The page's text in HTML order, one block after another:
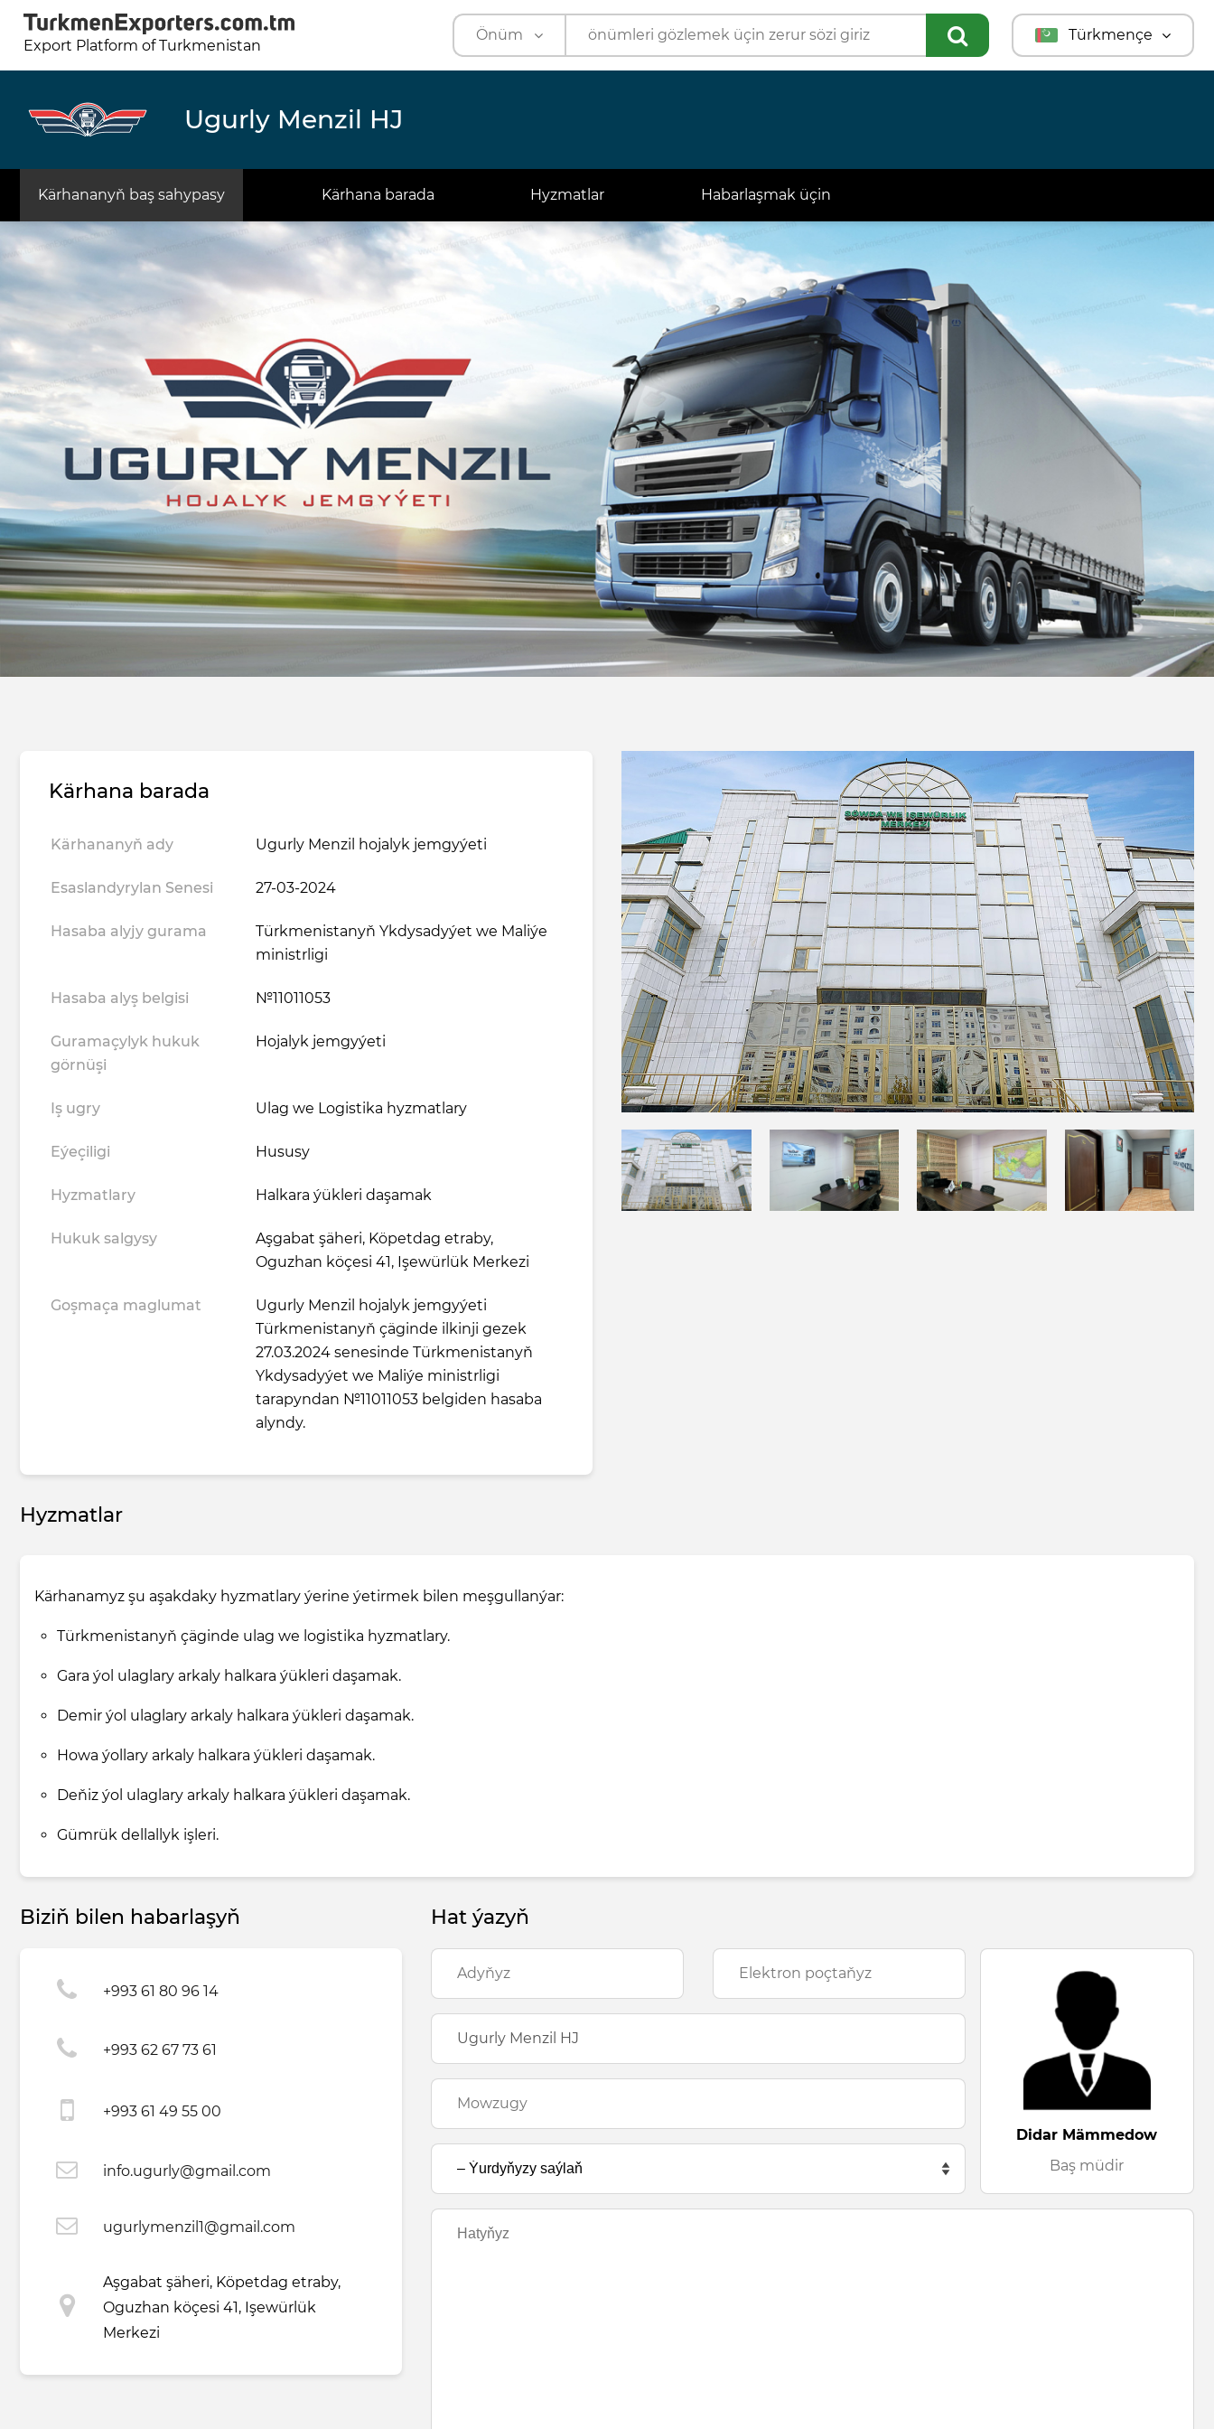
Export Platform of Turkmenistan
Önüm
Önüm
Türkmençe
English
Ugurly Menzil HJ
Kärhananyň baş sahypasy Kärhana barada Hyzmatlar Habarlaşmak üçin
Kärhana barada
Kärhananyň ady Ugurly Menzil hojalyk jemgyýeti
Esaslandyrylan Senesi 27-03-2024
Hasaba alyjy gurama
Türkmenistanyň Ykdysadyýet we Maliýe
ministrligi
Hasaba alyş belgisi №11011053
Guramaçylyk hukuk
görnüşi
Hojalyk jemgyýeti
Iş ugry Ulag we Logistika hyzmatlary
Eýeçiligi Hususy
Hyzmatlary Halkara ýükleri daşamak
Hukuk salgysy
Aşgabat şäheri, Köpetdag etraby,
Oguzhan köçesi 41, Işewürlük Merkezi
Goşmaça maglumat
Ugurly Menzil hojalyk jemgyýeti
Türkmenistanyň çäginde ilkinji gezek
27.03.2024 senesinde Türkmenistanyň
Ykdysadyýet we Maliýe ministrligi
tarapyndan №11011053 belgiden hasaba
alyndy.
Hyzmatlar
Kärhanamyz şu aşakdaky hyzmatlary ýerine ýetirmek bilen meşgullanýar:
Türkmenistanyň çäginde ulag we logistika hyzmatlary.
Gara ýol ulaglary arkaly halkara ýükleri daşamak.
Demir ýol ulaglary arkaly halkara ýükleri daşamak.
Howa ýollary arkaly halkara ýükleri daşamak.
Deňiz ýol ulaglary arkaly halkara ýükleri daşamak.
Gümrük dellallyk işleri.
Biziň bilen habarlaşyň
+993 61 80 96 14
+993 62 67 73 61
+993 61 49 55 00
info.ugurly@gmail.com
ugurlymenzil1@gmail.com
Aşgabat şäheri, Köpetdag etraby,
Oguzhan köçesi 41, Işewürlük
Merkezi
Hat ýazyň
Didar Mämmedow
Baş müdir